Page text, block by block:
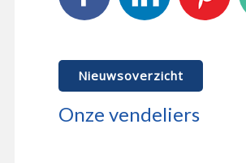
Nieuwsoverzicht
Onze vendeliers